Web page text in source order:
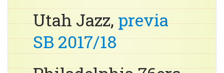
Utah Jazz, previa
SB 2017/18